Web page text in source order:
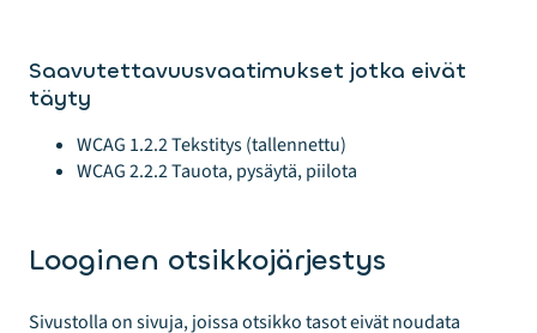
Saavutettavuusvaatimukset jotka eivät
täyty
WCAG 1.2.2 Tekstitys (tallennettu)
WCAG 2.2.2 Tauota, pysäytä, piilota
Looginen otsikkojärjestys
Sivustolla on sivuja, joissa otsikko tasot eivät noudata